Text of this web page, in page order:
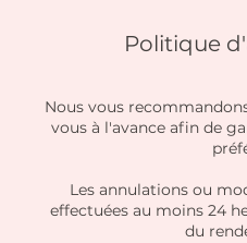
Politique
Nous vous
vous à l'avance afin de
Les annulations ou
effectuées au moins 24
du